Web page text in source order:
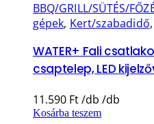
BBQ/GRILL/SÜTÉS/
gépek, Kert/szabadidő,
WATER+ Fali
csaptelep, LED
11.590 Ft
Kosárba teszem